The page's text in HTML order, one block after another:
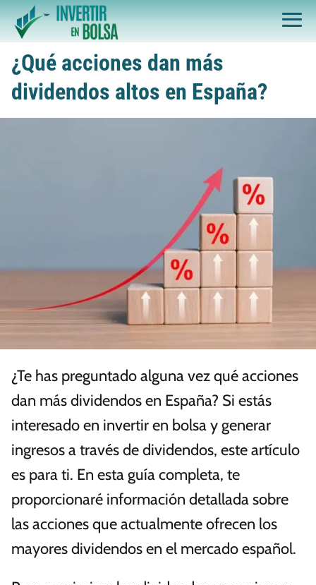
¿Qué acciones dan más
dividendos altos en España?
¿Te has preguntado alguna vez qué acciones
dan más dividendos en España? Si estás
interesado en invertir en bolsa y generar
ingresos a través de dividendos, este artículo
es para ti. En esta guía completa, te
proporcionaré información detallada sobre
las acciones que actualmente ofrecen los
mayores dividendos en el mercado español.